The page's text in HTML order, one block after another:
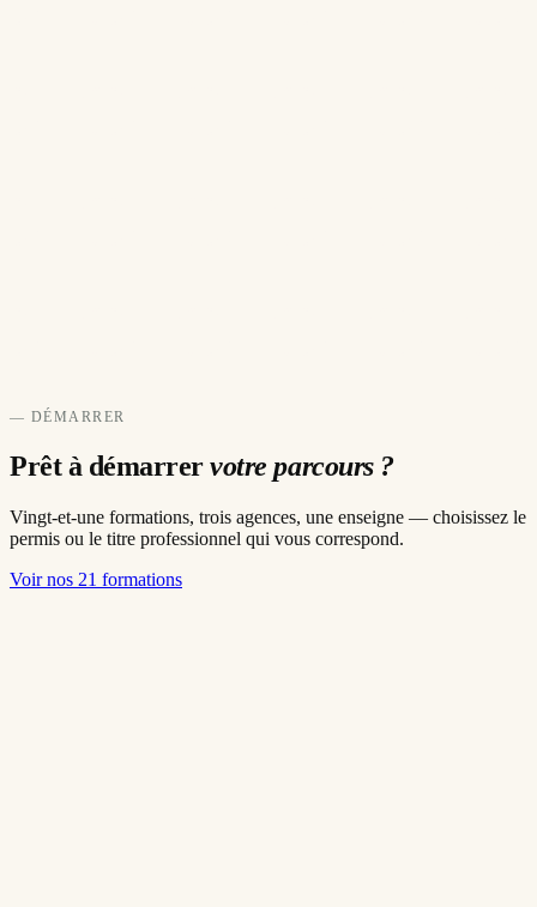
— DÉMARRER
Prêt à démarrer votre parcours ?
Vingt-et-une formations, trois agences, une enseigne — choisissez le
permis ou le titre professionnel qui vous correspond.
Voir nos 21 formations